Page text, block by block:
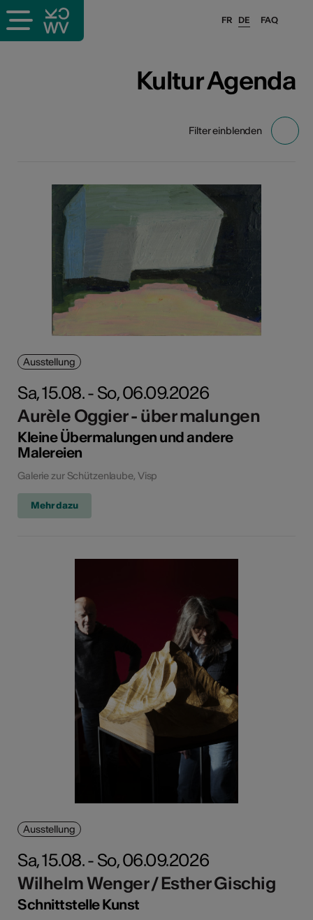
FAQ
FR DE
Kultur Agenda
Filter einblenden
Ausstellung
Sa, 15.08. - So, 06.09.2026
Aurèle Oggier - über malungen
Kleine Übermalungen und andere
Malereien
Galerie zur Schützenlaube, Visp
Mehr dazu
Ausstellung
Sa, 15.08. - So, 06.09.2026
Wilhelm Wenger / Esther Gischig
Schnittstelle Kunst